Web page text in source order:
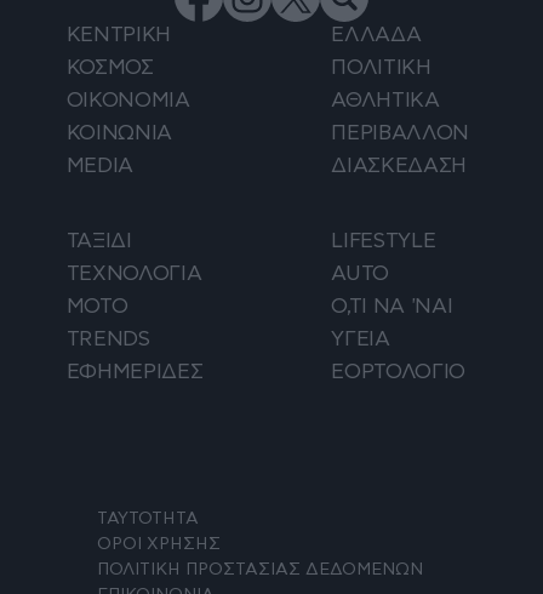
ΚΕΝΤΡΙΚΗ
ΕΛΛΑΔΑ
ΚΟΣΜΟΣ
ΠΟΛΙΤΙΚΗ
ΟΙΚΟΝΟΜΙΑ
ΑΘΛΗΤΙΚΑ
ΚΟΙΝΩΝΙΑ
ΠΕΡΙΒΑΛΛΟΝ
MEDIA
ΔΙΑΣΚΕΔΑΣΗ
ΤΑΞΙΔΙ
LIFESTYLE
ΤΕΧΝΟΛΟΓΙΑ
AUTO
ΜΟΤΟ
Ο,ΤΙ ΝΑ 'ΝΑΙ
TRENDS
ΥΓΕΙΑ
ΕΦΗΜΕΡΙΔΕΣ
ΕΟΡΤΟΛΟΓΙΟ
ΤΑΥΤΟΤΗΤΑ
ΟΡΟΙ ΧΡΗΣΗΣ
ΠΟΛΙΤΙΚΗ ΠΡΟΣΤΑΣΙΑΣ ΔΕΔΟΜΕΝΩΝ